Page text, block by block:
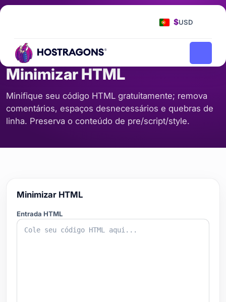
$USD
Minimizar HTML
Minifique seu código HTML gratuitamente; remova
comentários, espaços desnecessários e quebras de
linha. Preserva o conteúdo de pre/script/style.
Minimizar HTML
Entrada HTML